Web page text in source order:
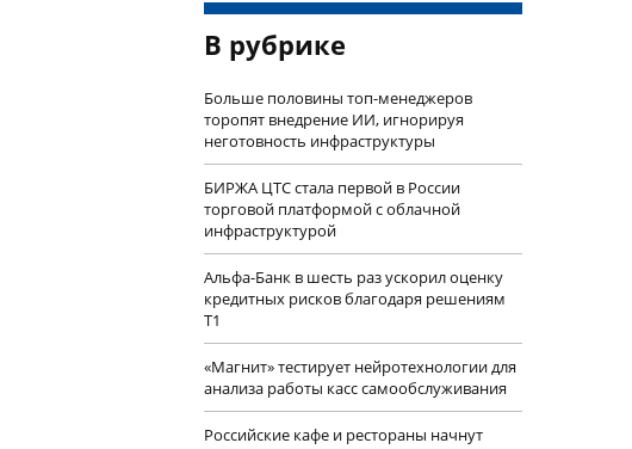
В рубрике
Больше половины топ-менеджеров
торопят внедрение ИИ, игнорируя
неготовность инфраструктуры
БИРЖА ЦТС стала первой в России
торговой платформой с облачной
инфраструктурой
Альфа-Банк в шесть раз ускорил оценку
кредитных рисков благодаря решениям
Т1
«Магнит» тестирует нейротехнологии для
анализа работы касс самообслуживания
Российские кафе и рестораны начнут